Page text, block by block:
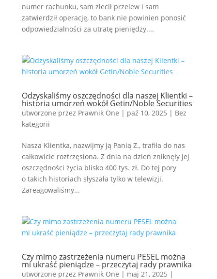
numer rachunku, sam zlecił przelew i sam
zatwierdził operację, to bank nie powinien ponosić
odpowiedzialności za utratę pieniędzy....
Odzyskaliśmy oszczędności dla naszej Klientki –
historia umorzeń wokół Getin/Noble Securities
utworzone przez Prawnik One | paź 10, 2025 | Bez
kategorii
Nasza Klientka, nazwijmy ją Panią Z., trafiła do nas
całkowicie roztrzęsiona. Z dnia na dzień zniknęły jej
oszczędności życia blisko 400 tys. zł. Do tej pory
o takich historiach słyszała tylko w telewizji.
Zareagowaliśmy...
Czy mimo zastrzeżenia numeru PESEL można
mi ukraść pieniądze – przeczytaj rady prawnika
utworzone przez Prawnik One | maj 21, 2025 |